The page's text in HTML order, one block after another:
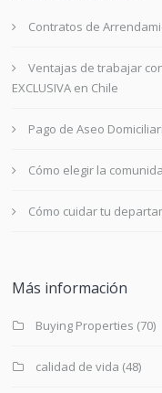
Contratos de
Ventajas de trabajar
EXCLUSIVA en Chile
Pago de Aseo
Cómo elegir la
Cómo cuidar tu
Más información
Buying Properties (70)
calidad de vida (48)